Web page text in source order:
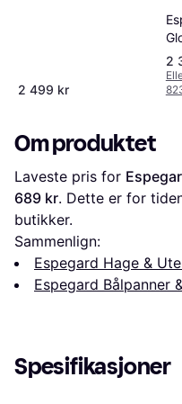
2 499 kr
2
Om produktet
Laveste pris for
689 kr. Dette er for
butikker.
Sammenlign:
Espegard Hage &
Espegard Bålpanner
Spesifikasjoner